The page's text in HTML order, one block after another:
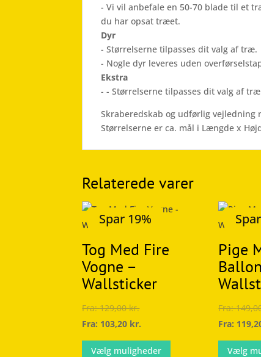
- Vi vil anbefale en 50-70 blade til et
du har opsat træet.
Dyr
- Størrelserne tilpasses dit valg af træ.
- Nogle dyr leveres uden
Ekstra
- - Størrelserne tilpasses dit valg af
Skraberedskab og udførlig vejledning
Størrelserne er ca. mål i Længde x
Relaterede varer
Spar 19%
Tog Med Fire
Vogne –
Wallsticker
Fra:129,00kr.
Fra: 103,20 kr.
Vælg muligheder
Dette
Pige
Fra:
Fra:
Vælg